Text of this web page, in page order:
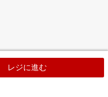
レジに進む